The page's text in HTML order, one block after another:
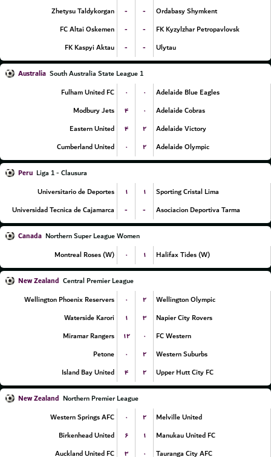
Zhetysu Taldykorgan
- -
Ordabasy Shymkent
FC Altai Oskemen
- -
FK Kyzylzhar Petropavlovsk
FK Kaspyi Aktau
- - Ulytau
Australia South Australia State League 1
Fulham United FC
۰ ۰
Adelaide Blue Eagles
Modbury Jets
۴ ۰
Adelaide Cobras
Eastern United
۴ ۲
Adelaide Victory
Cumberland United
۰ ۲ Adelaide Olympic
Peru Liga 1 - Clausura
Universitario de Deportes
۱ ۱
Sporting Cristal Lima
Universidad Tecnica de Cajamarca
- - Asociacion Deportiva Tarma
Canada Northern Super League Women
Montreal Roses (W)
۰ ۱ Halifax Tides (W)
New Zealand Central Premier League
Wellington Phoenix Reservers
۰ ۲
Wellington Olympic
Waterside Karori
۱ ۳
Napier City Rovers
Miramar Rangers
۱۲ ۰
FC Western
Petone
۰ ۲
Western Suburbs
Island Bay United
۴ ۲ Upper Hutt City FC
New Zealand Northern Premier League
Western Springs AFC
۰ ۲
Melville United
Birkenhead United
۶ ۱
Manukau United FC
Auckland United FC
۳ ۰
Tauranga City AFC